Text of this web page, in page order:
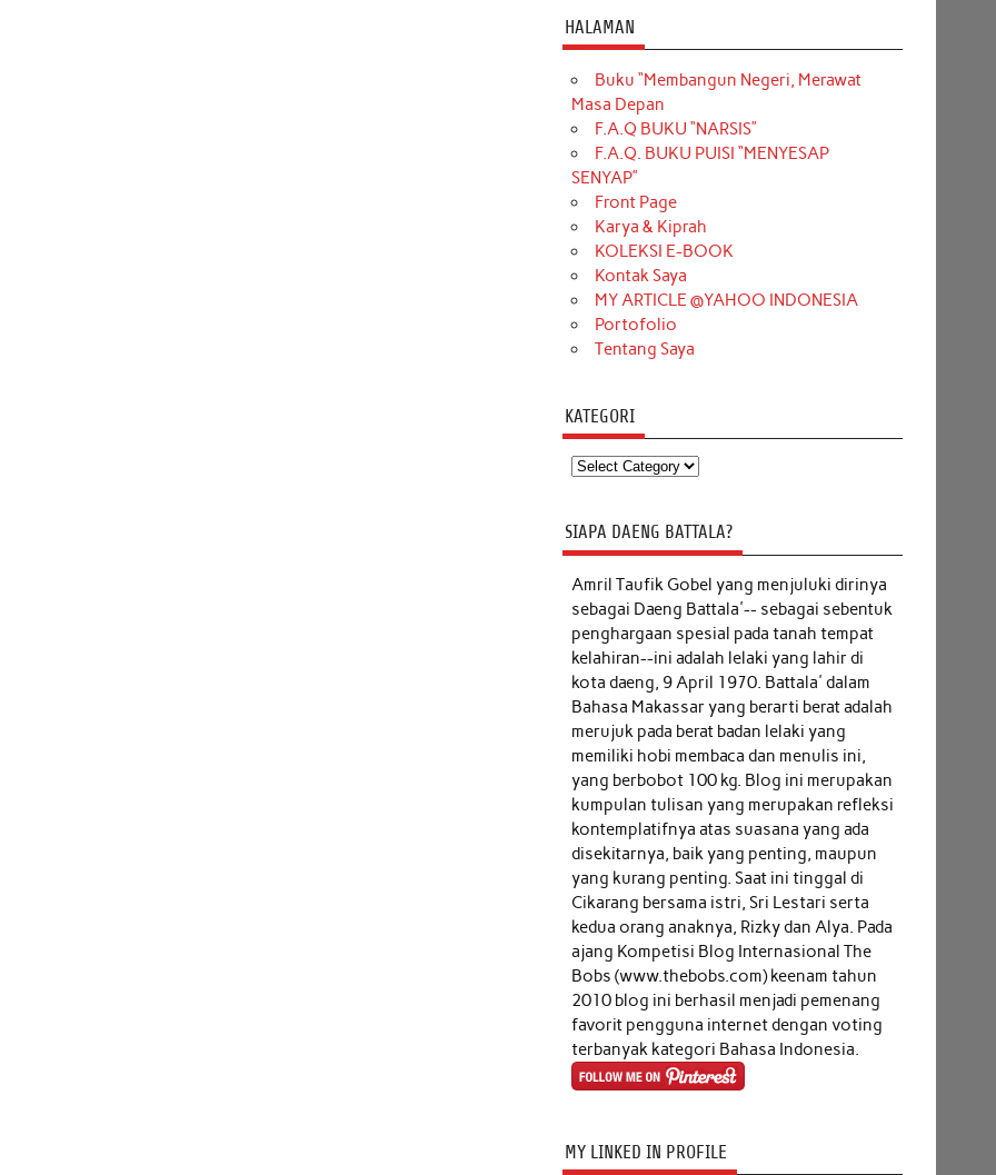
HALAMAN
Buku “Membangun Negeri, Merawat
Masa Depan
F.A.Q BUKU “NARSIS”
F.A.Q. BUKU PUISI “MENYESAP
SENYAP”
Front Page
Karya & Kiprah
KOLEKSI E-BOOK
Kontak Saya
MY ARTICLE @YAHOO INDONESIA
Portofolio
Tentang Saya
KATEGORI
Kategori
SIAPA DAENG BATTALA?
Amril Taufik Gobel yang menjuluki dirinya
sebagai Daeng Battala'-- sebagai sebentuk
penghargaan spesial pada tanah tempat
kelahiran--ini adalah lelaki yang lahir di
kota daeng, 9 April 1970. Battala' dalam
Bahasa Makassar yang berarti berat adalah
merujuk pada berat badan lelaki yang
memiliki hobi membaca dan menulis ini,
yang berbobot 100 kg. Blog ini merupakan
kumpulan tulisan yang merupakan refleksi
kontemplatifnya atas suasana yang ada
disekitarnya, baik yang penting, maupun
yang kurang penting. Saat ini tinggal di
Cikarang bersama istri, Sri Lestari serta
kedua orang anaknya, Rizky dan Alya. Pada
ajang Kompetisi Blog Internasional The
Bobs (www.thebobs.com) keenam tahun
2010 blog ini berhasil menjadi pemenang
favorit pengguna internet dengan voting
terbanyak kategori Bahasa Indonesia.
MY LINKED IN PROFILE